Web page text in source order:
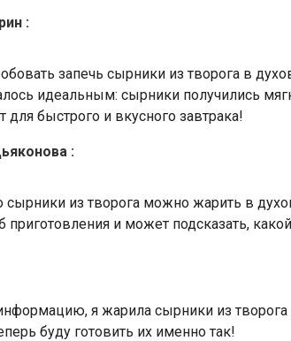
:
запечь сырники из творога в
идеальным: сырники получились
для быстрого и вкусного завтрака!
:
сырники из творога можно жарить в
приготовления и может подсказать,
я жарила сырники из
буду готовить их именно так!